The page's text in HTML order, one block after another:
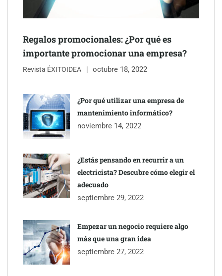
IA ya no es suficiente para los profesionales de la arquitectura
Martín Mingorance Abogados consolida su posición como
particulares
Brisas del Estrecho abastece a la hostelería de Sevilla
conectando lonjas con establecimientos
Regalos promocionales: ¿Por qué es
importante promocionar una empresa?
Revista ÉXITOIDEA octubre 18, 2022
¿Por qué utilizar una empresa de
mantenimiento informático?
noviembre 14, 2022
¿Estás pensando en recurrir a un
electricista? Descubre cómo elegir el
adecuado
septiembre 29, 2022
Empezar un negocio requiere algo
más que una gran idea
septiembre 27, 2022